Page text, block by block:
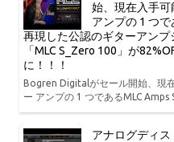
始、現在入手
アンプの 1 つで
再現した公認のギターアン
「MLC S_Zero 100」が
に！！！
Bogren Digitalがセール開始、現
ー アンプの 1 つであるMLC
アナログディス